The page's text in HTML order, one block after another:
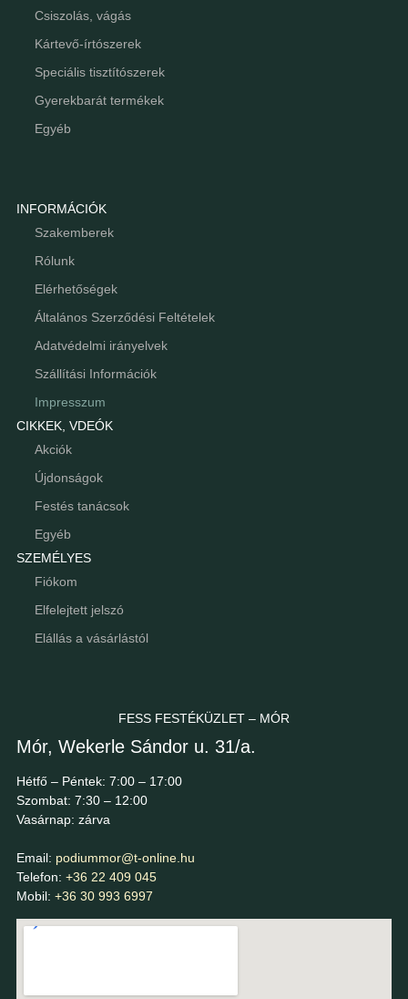
Csiszolás, vágás
Kártevő-írtószerek
Speciális tisztítószerek
Gyerekbarát termékek
Egyéb
INFORMÁCIÓK
Szakemberek
Rólunk
Elérhetőségek
Általános Szerződési Feltételek
Adatvédelmi irányelvek
Szállítási Információk
Impresszum
CIKKEK, VDEÓK
Akciók
Újdonságok
Festés tanácsok
Egyéb
SZEMÉLYES
Fiókom
Elfelejtett jelszó
Elállás a vásárlástól
FESS FESTÉKÜZLET – MÓR
Mór, Wekerle Sándor u. 31/a.
Hétfő – Péntek: 7:00 – 17:00
Szombat: 7:30 – 12:00
Vasárnap: zárva
Email: podiummor@t-online.hu
Telefon: +36 22 409 045
Mobil: +36 30 993 6997